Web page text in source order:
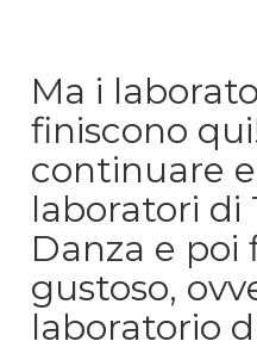
Ma i
finiscono
continuare
laboratori di
Danza e poi
gustoso,
laboratorio